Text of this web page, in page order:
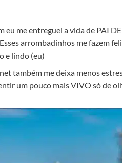
eu me entreguei a vida de PAI
arrombadinhos me fazem
e lindo (eu)
também me deixa menos
um pouco mais VIVO só de